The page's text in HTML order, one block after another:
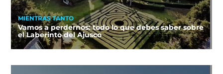
MIENTRAS TANTO
Vamos a perdernos: todo lo que debes saber sobre
el Laberinto del Ajusco